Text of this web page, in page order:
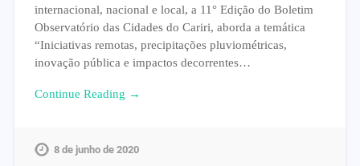
internacional, nacional e local, a 11° Edição do Boletim
Observatório das Cidades do Cariri, aborda a temática
“Iniciativas remotas, precipitações pluviométricas,
inovação pública e impactos decorrentes…
Continue Reading →
8 de junho de 2020